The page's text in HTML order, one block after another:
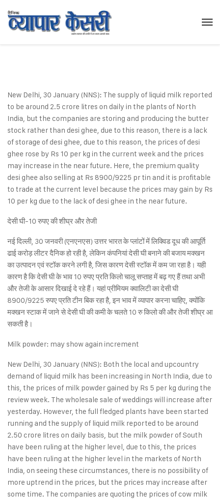
New Delhi, 30 January (NNS): The supply of liquid milk reported
to be around 2.5 crore litres on daily in the plants of North
India, but the companies are storing and producing the butter
stock rather than desi ghee, due to this reason, there is a lack
of storage of desi ghee, due to this reason, the prices of desi
ghee rose by Rs 10 per kg in the current week and the prices
may increase in the near future. Here, the premium quality
desi ghee also selling at Rs 8900/9225 pr tin and it is profitable
to trade at the current level because the prices may gain by Rs
10 per kg due to the lack of desi ghee in the near future.
देसी घी-10 रुपए की शीघ्र और तेजी
नई दिल्ली, 30 जनवरी (एनएनएस) उत्तर भारत के प्लांटों में लिक्विड दूध की आपूर्ति
ढाई करोड़ लीटर दैनिक हो रही है, लेकिन कंपनियां देसी घी बनाने की बजाय मक्खन
का उत्पादन एवं स्टॉक करने लगी है, जिस कारण देसी स्टॉक में कम जा रहा है। यही
कारण है कि देसी घी के भाव 10 रुपए प्रति किलो चालू सप्ताह में बढ़ गए हैं तथा अभी
और तेजी के आसार दिखाई दे रहे हैं। यहां प्रीमियम क्वालिटी का देसी घी
8900/9225 रुपए प्रति टीन बिक रहा है, इन भाव में व्यापार करना चाहिए, क्योंकि
मक्खन स्टाक में जाने से देसी घी की कमी के चलते 10 रु किलो की और तेजी शीघ्र आ
सकती है।
Milk powder: may show again increment
New Delhi, 30 January (NNS): Both the local and upcountry
demand of liquid milk has been increasing in North India, due to
this, the prices of milk powder gained by Rs 5 per kg during the
review week. The wholesale sale of weddings will increase after
yesterday. However, the full fledged plants have been started
running and the supply of liquid milk reported to be around
2.50 crore litres on daily basis, but the milk powder of South
have been ruling at the higher level, due to this, the prices
have been ruling at the higher level in the markets of North
India, on seeing these circumstances, there is no possibility of
more uptrend in the prices, but the prices may increase after
some time. The companies are quoting the prices of cow milk